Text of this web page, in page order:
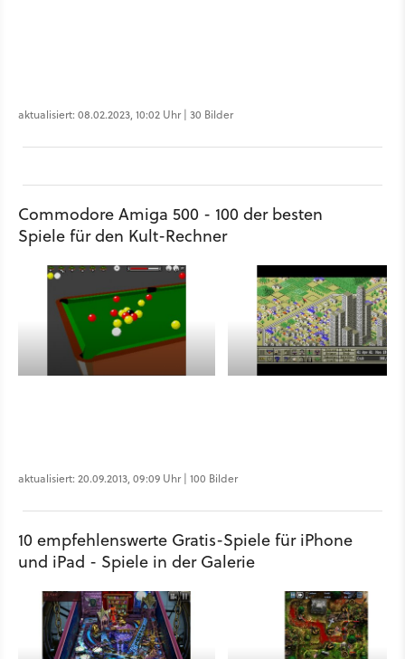
aktualisiert: 08.02.2023, 10:02 Uhr | 30 Bilder
Commodore Amiga 500 - 100 der besten
Spiele für den Kult-Rechner
aktualisiert: 20.09.2013, 09:09 Uhr | 100 Bilder
10 empfehlenswerte Gratis-Spiele für iPhone
und iPad - Spiele in der Galerie